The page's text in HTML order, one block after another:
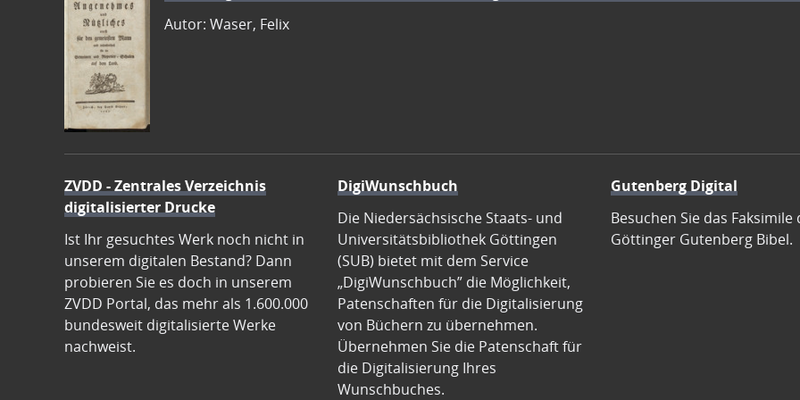
Autor: Waser, Felix
ZVDD - Zentrales Verzeichnis
digitalisierter Drucke
Ist Ihr gesuchtes Werk noch nicht in
unserem digitalen Bestand? Dann
probieren Sie es doch in unserem
ZVDD Portal, das mehr als 1.600.000
bundesweit digitalisierte Werke
nachweist.
DigiWunschbuch
Die Niedersächsische Staats- und
Universitätsbibliothek Göttingen
(SUB) bietet mit dem Service
„DigiWunschbuch” die Möglichkeit,
Patenschaften für die Digitalisierung
von Büchern zu übernehmen.
Übernehmen Sie die Patenschaft für
die Digitalisierung Ihres
Wunschbuches.
Gutenberg Digital
Besuchen Sie das Faksimile
Göttinger Gutenberg Bibel.